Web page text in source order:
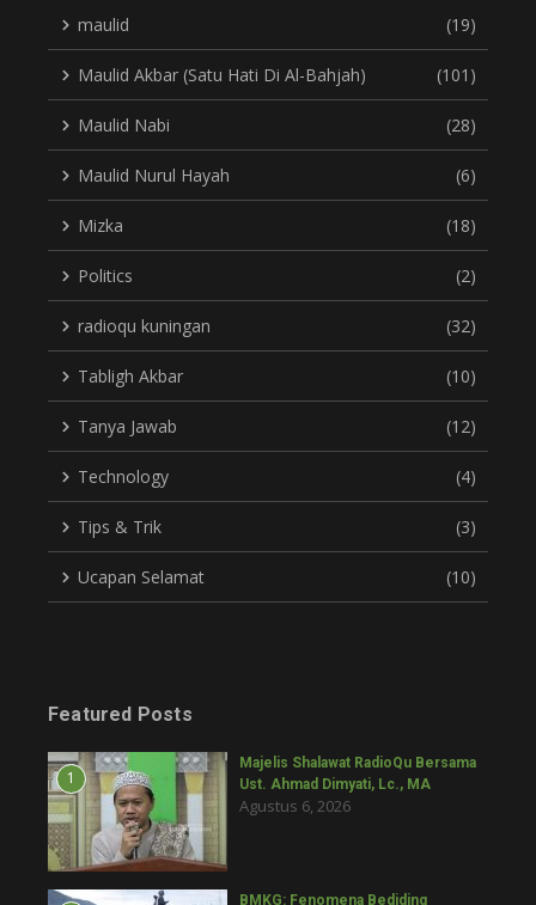
maulid (19)
Maulid Akbar (Satu Hati Di Al-Bahjah) (101)
Maulid Nabi (28)
Maulid Nurul Hayah (6)
Mizka (18)
Politics (2)
radioqu kuningan (32)
Tabligh Akbar (10)
Tanya Jawab (12)
Technology (4)
Tips & Trik (3)
Ucapan Selamat (10)
Featured Posts
1
Majelis Shalawat RadioQu Bersama
Ust. Ahmad Dimyati, Lc., MA
Agustus 6, 2026
BMKG: Fenomena Bediding